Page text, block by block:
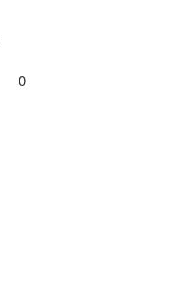
0